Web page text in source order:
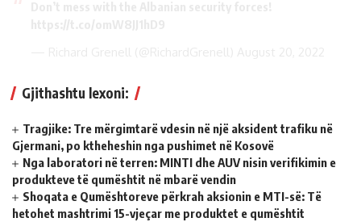
Gjithashtu lexoni:
Tragjike: Tre mërgimtarë vdesin në një aksident trafiku në
Gjermani, po ktheheshin nga pushimet në Kosovë
Nga laboratori në terren: MINTI dhe AUV nisin verifikimin e
produkteve të qumështit në mbarë vendin
Shoqata e Qumështoreve përkrah aksionin e MTI-së: Të
hetohet mashtrimi 15-vjeçar me produktet e qumështit